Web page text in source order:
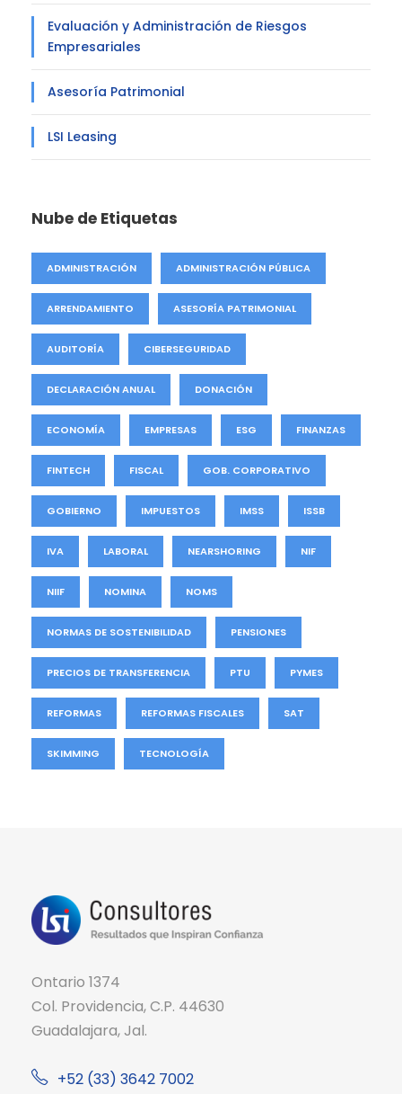
Evaluación y Administración de Riesgos
Empresariales
Asesoría Patrimonial
LSI Leasing
Nube de Etiquetas
ADMINISTRACIÓN ADMINISTRACIÓN PÚBLICA
ARRENDAMIENTO ASESORÍA PATRIMONIAL
AUDITORÍA CIBERSEGURIDAD
DECLARACIÓN ANUAL DONACIÓN
ECONOMÍA EMPRESAS ESG FINANZAS
FINTECH FISCAL GOB. CORPORATIVO
GOBIERNO IMPUESTOS IMSS ISSB
IVA LABORAL NEARSHORING NIF
NIIF NOMINA NOMS
NORMAS DE SOSTENIBILIDAD PENSIONES
PRECIOS DE TRANSFERENCIA PTU PYMES
REFORMAS REFORMAS FISCALES SAT
SKIMMING TECNOLOGÍA
Ontario 1374
Col. Providencia, C.P. 44630
Guadalajara, Jal.
+52 (33) 3642 7002